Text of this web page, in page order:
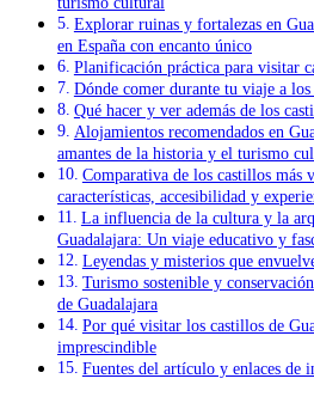
Explorar ruinas y fortalezas en
en España con encanto único
Planificación práctica para visitar
Dónde comer durante tu viaje a
Qué hacer y ver además de los
Alojamientos recomendados en
amantes de la historia y el turismo
Comparativa de los castillos más
características, accesibilidad y
La influencia de la cultura y la
Guadalajara: Un viaje educativo y
Leyendas y misterios que
Turismo sostenible y
de Guadalajara
Por qué visitar los castillos de
imprescindible
Fuentes del artículo y enlaces de